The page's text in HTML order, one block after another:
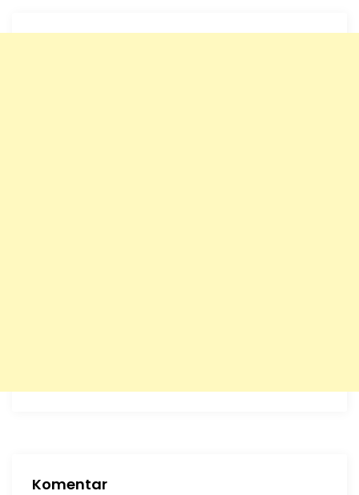
Komentar